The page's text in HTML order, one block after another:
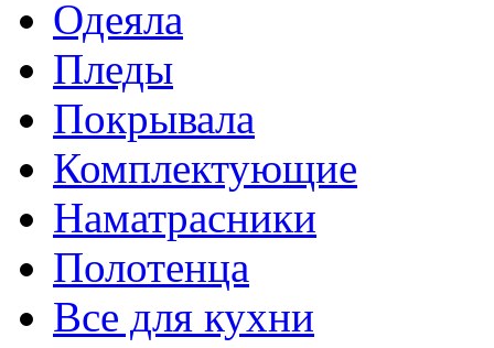
Одеяла
Пледы
Покрывала
Комплектующие
Наматрасники
Полотенца
Все для кухни